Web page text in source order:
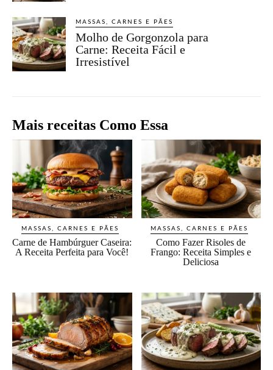
MASSAS, CARNES E PÃES
Molho de Gorgonzola para
Carne: Receita Fácil e
Irresistível
Mais receitas Como Essa
MASSAS, CARNES E PÃES
Carne de Hambúrguer Caseira:
A Receita Perfeita para Você!
MASSAS, CARNES E PÃES
Como Fazer Risoles de
Frango: Receita Simples e
Deliciosa